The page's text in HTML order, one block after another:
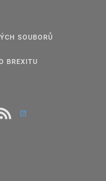
SOUBORŮ
BREXITU